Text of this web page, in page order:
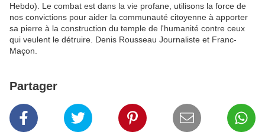
Hebdo). Le combat est dans la vie profane, utilisons la force de
nos convictions pour aider la communauté citoyenne à apporter
sa pierre à la construction du temple de l'humanité contre ceux
qui veulent le détruire. Denis Rousseau Journaliste et Franc-
Maçon.
Partager